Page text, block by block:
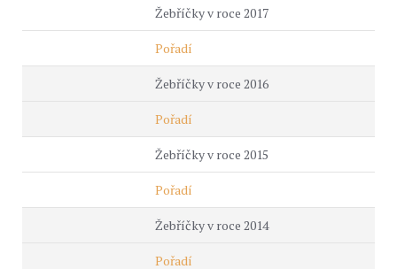
Žebříčky v roce 2017
Pořadí
Žebříčky v roce 2016
Pořadí
Žebříčky v roce 2015
Pořadí
Žebříčky v roce 2014
Pořadí